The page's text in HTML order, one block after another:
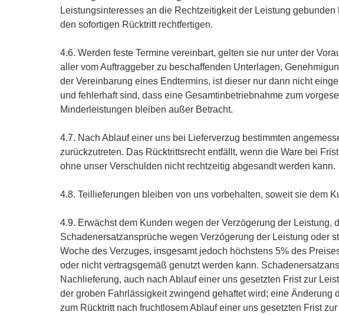
Leistungsinteresses an die Rechtzeitigkeit der Leistung
den sofortigen Rücktritt rechtfertigen.
4.6. Werden feste Termine vereinbart, gelten sie nur unter der
aller vom Auftraggeber zu beschaffenden Unterlagen,
der Vereinbarung eines Endtermins, ist dieser nur dann nicht
und fehlerhaft sind, dass eine Gesamtinbetriebnahme zum
Minderleistungen bleiben außer Betracht.
4.7. Nach Ablauf einer uns bei Lieferverzug bestimmten
zurückzutreten. Das Rücktrittsrecht entfällt, wenn die Ware bei
ohne unser Verschulden nicht rechtzeitig abgesandt werden kann.
4.8. Teillieferungen bleiben von uns vorbehalten, soweit sie dem
4.9. Erwächst dem Kunden wegen der Verzögerung der
Schadenersatzansprüche wegen Verzögerung der Leistung oder
Woche des Verzuges, insgesamt jedoch höchstens 5% des
oder nicht vertragsgemäß genutzt werden kann.
Nachlieferung, auch nach Ablauf einer uns gesetzten Frist zur
der groben Fahrlässigkeit zwingend gehaftet wird; eine
zum Rücktritt nach fruchtlosem Ablauf einer uns gesetzten Frist